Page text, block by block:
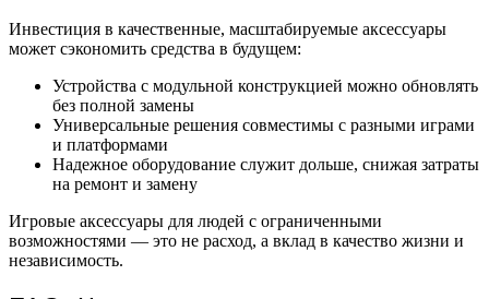
Инвестиция в качественные, масштабируемые аксессуары
может сэкономить средства в будущем:
Устройства с модульной конструкцией можно обновлять
без полной замены
Универсальные решения совместимы с разными играми
и платформами
Надежное оборудование служит дольше, снижая затраты
на ремонт и замену
Игровые аксессуары для людей с ограниченными
возможностями — это не расход, а вклад в качество жизни и
независимость.